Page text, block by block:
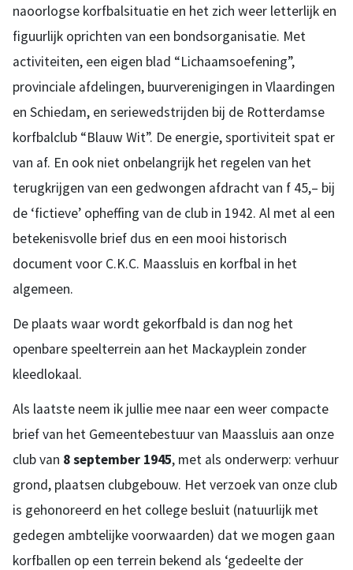
naoorlogse korfbalsituatie en het zich weer letterlijk en
figuurlijk oprichten van een bondsorganisatie. Met
activiteiten, een eigen blad “Lichaamsoefening”,
provinciale afdelingen, buurverenigingen in Vlaardingen
en Schiedam, en seriewedstrijden bij de Rotterdamse
korfbalclub “Blauw Wit”. De energie, sportiviteit spat er
van af. En ook niet onbelangrijk het regelen van het
terugkrijgen van een gedwongen afdracht van f 45,– bij
de ‘fictieve’ opheffing van de club in 1942. Al met al een
betekenisvolle brief dus en een mooi historisch
document voor C.K.C. Maassluis en korfbal in het
algemeen.
De plaats waar wordt gekorfbald is dan nog het
openbare speelterrein aan het Mackayplein zonder
kleedlokaal.
Als laatste neem ik jullie mee naar een weer compacte
brief van het Gemeentebestuur van Maassluis aan onze
club van 8 september 1945, met als onderwerp: verhuur
grond, plaatsen clubgebouw. Het verzoek van onze club
is gehonoreerd en het college besluit (natuurlijk met
gedegen ambtelijke voorwaarden) dat we mogen gaan
korfballen op een terrein bekend als ‘gedeelte der